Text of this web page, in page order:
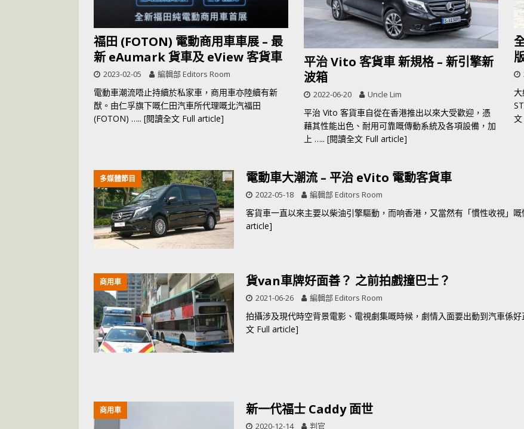
福田 (FOTON) 電動商用車車展 – 最
新 eAumark 貨車及 eView 客貨車
2023-02-05 編輯部 Editors Room
電動車潮流唔止持續於私家車，商用車亦陸續有新
猷。由仁孚旗下嘅仁田汽車所代理嘅北汽福田
(FOTON) ….. [閱讀全文 Full article]
平治 Vito 客貨車 新規格 – 新引擎新
波箱
2022-06-20 Uncle Lim
平治 Vito 客貨車自從在香港推出以來大受歡迎，憑
藉其性能出色、耐用可靠嘅傳動系統及各項設備，加
上 ….. [閱讀全文 Full article]
多媒體節目 電動車大潮流 – 平治 eVito 電動客貨車
2022-05-18 編輯部 Editors Room
客貨車一直以來主要以柴油引擎驅動，而响香港，又當然有「慣性收視」
article]
商用車 貨van車牌好面善？ 之前拍戲撞巴士？
2021-06-26 編輯部 Editors Room
拍攝涉及現代時空背景電影、電視劇集嘅時候，劇情入面要出動到汽車係
文 Full article]
商用車 新一代福士 Caddy 面世
2020-12-14 判官